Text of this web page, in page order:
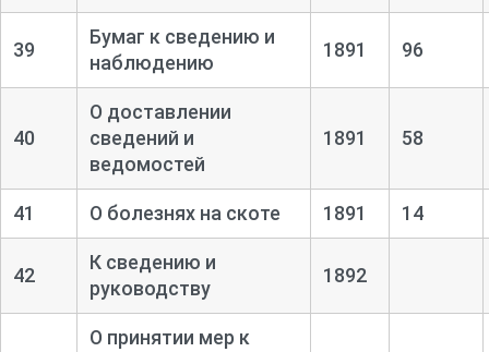
39
Бумаг к сведению и
наблюдению
1891 96
40
О доставлении
сведений и
ведомостей
1891 58
41 О болезнях на скоте 1891 14
42
К сведению и
руководству
1892
О принятии мер к